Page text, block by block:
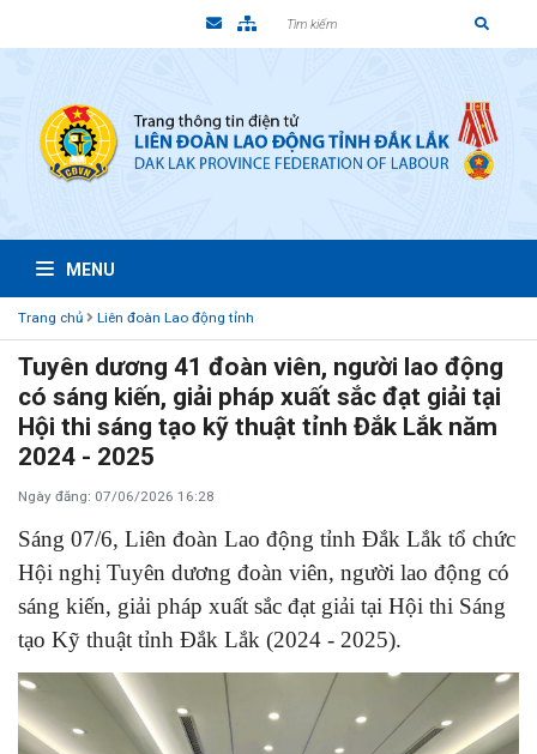
MENU
Trang chủ Liên đoàn Lao động tỉnh
Tuyên dương 41 đoàn viên, người lao động
có sáng kiến, giải pháp xuất sắc đạt giải tại
Hội thi sáng tạo kỹ thuật tỉnh Đắk Lắk năm
2024 - 2025
Ngày đăng: 07/06/2026 16:28
Sáng 07/6, Liên đoàn Lao động tỉnh Đắk Lắk tổ chức
Hội nghị Tuyên dương đoàn viên, người lao động có
sáng kiến, giải pháp xuất sắc đạt giải tại Hội thi Sáng
tạo Kỹ thuật tỉnh Đắk Lắk (2024 - 2025).